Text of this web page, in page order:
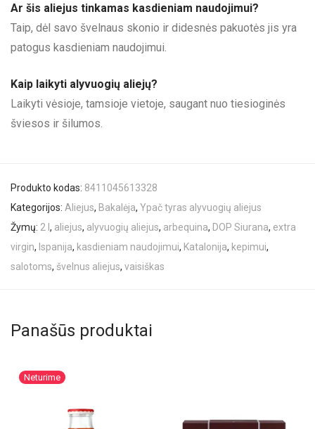
Ar šis aliejus tinkamas kasdieniam naudojimui?
Taip, dėl savo švelnaus skonio ir didesnės pakuotės jis yra
patogus kasdieniam naudojimui.
Kaip laikyti alyvuogių aliejų?
Laikyti vėsioje, tamsioje vietoje, saugant nuo tiesioginės
šviesos ir šilumos.
Produkto kodas: 8411045613328
Kategorijos: Aliejus, Bakalėja, Ypač tyras alyvuogių aliejus
Žymų: 2 l , aliejus, alyvuogių aliejus, arbequina, DOP Siurana, extra
virgin, Ispanija, kasdieniam naudojimui, Katalonija, kepimui,
salotoms, švelnus aliejus, vaisiškas
Panašūs produktai